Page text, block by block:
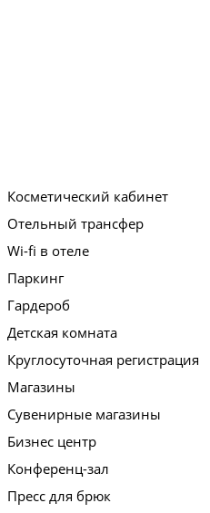
Косметический кабинет
Отельный трансфер
Wi-fi в отеле
Паркинг
Гардероб
Детская комната
Круглосуточная регистрация
Магазины
Сувенирные магазины
Бизнес центр
Конференц-зал
Пресс для брюк